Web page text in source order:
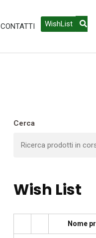
CONTATTI WishList
Cerca
Wish List
Nome